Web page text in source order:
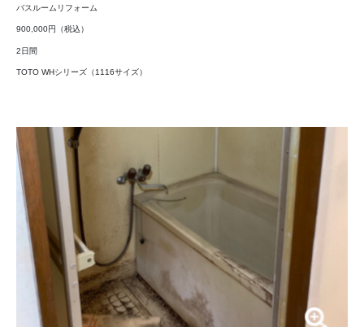
バスルームリフォーム
900,000円（税込）
2日間
TOTO WHシリーズ（1116サイズ）